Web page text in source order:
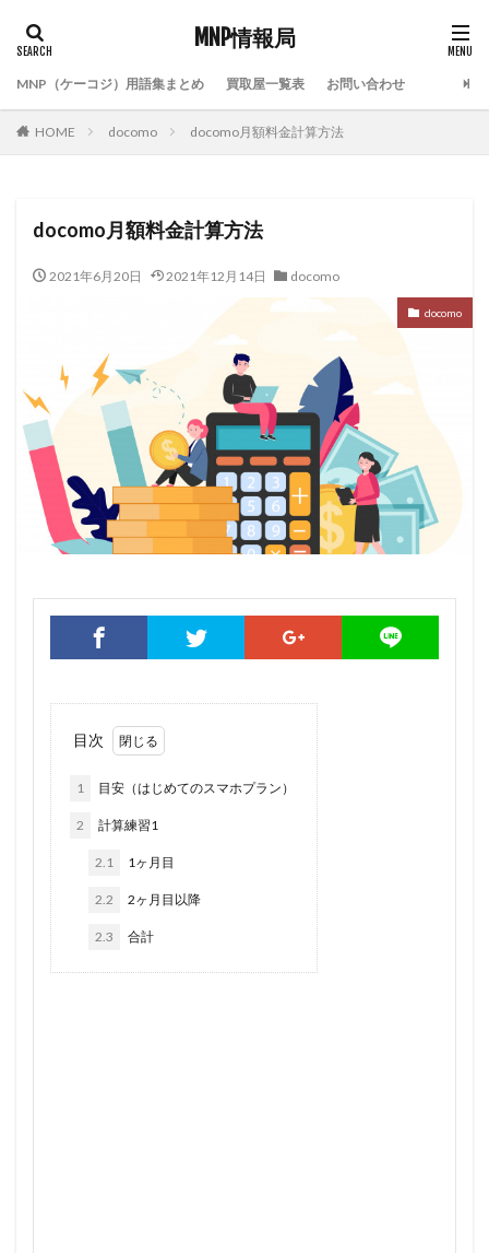
MNP情報局
MNP（ケーコジ）用語集まとめ 買取屋一覧表 お問い合わせ
HOME docomo docomo月額料金計算方法
docomo月額料金計算方法
2021年6月20日 2021年12月14日 docomo
docomo
目次
1 目安（はじめてのスマホプラン）
2 計算練習1
2.1 1ヶ月目
2.2 2ヶ月目以降
2.3 合計